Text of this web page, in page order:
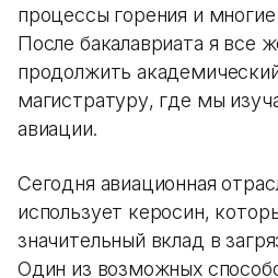
процессы горения и
После бакалавриата я все
продолжить
магистратуру, где мы
авиации.
Сегодня авиационная
использует керосин,
значительный вклад в
Один из возможных